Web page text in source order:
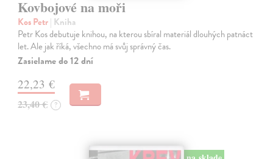
Kovbojové na moři
Kos Petr| Kniha
Petr Kos debutuje knihou, na kterou sbíral materiál dlouhých patnáct
let. Ale jak říká, všechno má svůj správný čas.
Zasielame do 12 dní
22,23 €
23,40 € ?